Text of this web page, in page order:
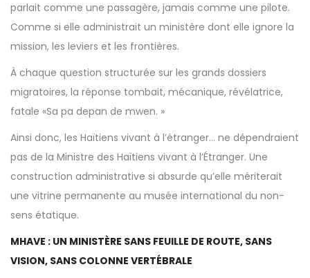
parlait comme une passagère, jamais comme une pilote.
Comme si elle administrait un ministère dont elle ignore la
mission, les leviers et les frontières.
À chaque question structurée sur les grands dossiers
migratoires, la réponse tombait, mécanique, révélatrice,
fatale «Sa pa depan de mwen. »
Ainsi donc, les Haïtiens vivant à l’étranger… ne dépendraient
pas de la Ministre des Haïtiens vivant à l’Étranger. Une
construction administrative si absurde qu’elle mériterait
une vitrine permanente au musée international du non-
sens étatique.
MHAVE : UN MINISTÈRE SANS FEUILLE DE ROUTE, SANS
VISION, SANS COLONNE VERTÉBRALE